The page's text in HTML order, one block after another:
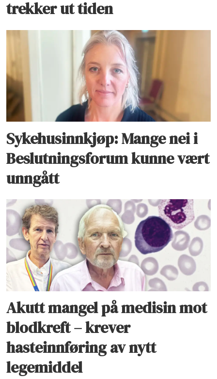
trekker ut tiden
Sykehusinnkjøp: Mange nei i
Beslutningsforum kunne vært
unngått
Akutt mangel på medisin mot
blodkreft – krever
hasteinnføring av nytt
legemiddel